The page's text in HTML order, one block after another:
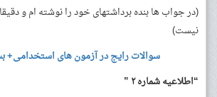
(در جواب ها بنده برداشتهای خود را نوشته ام و
نیست)
سوالات رایج در آزمون های استخدامی+
“اطلاعیه شماره ۲ ”